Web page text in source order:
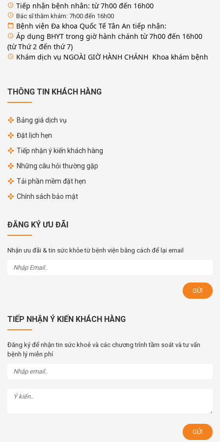
access_time Tiếp nhận bệnh nhân: từ 7h00 đến 16h00
access_time Bác sĩ thăm khám: 7h00 đến 16h00
calendar_today Bệnh viện Đa khoa Quốc Tế Tân An tiếp nhận:
access_time Áp dụng BHYT trong giờ hành chánh từ 7h00 đến 16h00
(từ Thứ 2 đến thứ 7)
access_time Khám dịch vụ NGOÀI GIỜ HÀNH CHÁNH Khoa khám bệnh
THÔNG TIN KHÁCH HÀNG
Bảng giá dịch vụ
Đặt lịch hẹn
Tiếp nhận ý kiến khách hàng
Những câu hỏi thường gặp
Tải phần mềm đặt hẹn
Chính sách bảo mật
ĐĂNG KÝ ƯU ĐÃI
Nhận ưu đãi & tin sức khỏe từ bệnh viện bằng cách để lại email
TIẾP NHẬN Ý KIẾN KHÁCH HÀNG
Đăng ký để nhận tin sức khoẻ và các chương trình tầm soát và tư vấn
bệnh lý miễn phí